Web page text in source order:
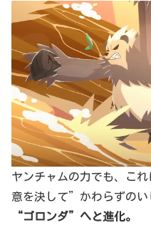
ヤンチャムの力でも、こ
意を決して”かわらずの
“ゴロンダ”へと進化。